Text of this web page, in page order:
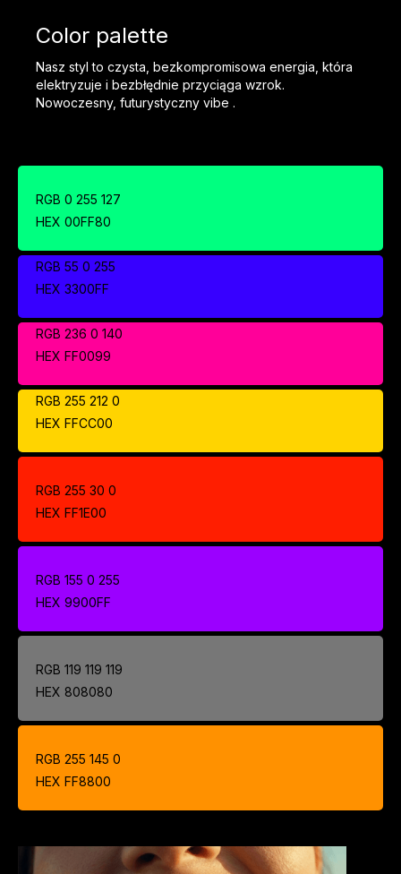
Color palette
Nasz styl to czysta, bezkompromisowa energia, która
elektryzuje i bezbłędnie przyciąga wzrok.
Nowoczesny, futurystyczny vibe .
RGB 0 255 127
HEX 00FF80
RGB 55 0 255
HEX 3300FF
RGB 236 0 140
HEX FF0099
RGB 255 212 0
HEX FFCC00
RGB 255 30 0
HEX FF1E00
RGB 155 0 255
HEX 9900FF
RGB 119 119 119
HEX 808080
RGB 255 145 0
HEX FF8800